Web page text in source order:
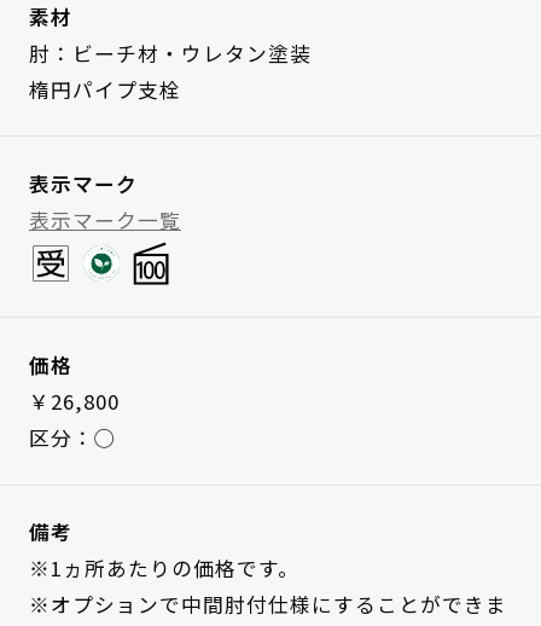
素材
肘：ビーチ材・ウレタン塗装
楕円パイプ支栓
表示マーク
表示マーク一覧
価格
￥26,800
区分：◯
備考
※1ヵ所あたりの価格です。
※オプションで中間肘付仕様にすることができま